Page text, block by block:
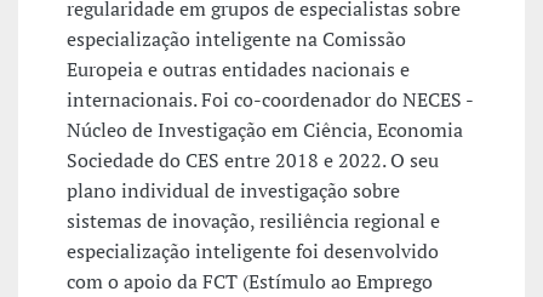
regularidade em grupos de especialistas sobre
especialização inteligente na Comissão
Europeia e outras entidades nacionais e
internacionais. Foi co-coordenador do NECES -
Núcleo de Investigação em Ciência, Economia
Sociedade do CES entre 2018 e 2022. O seu
plano individual de investigação sobre
sistemas de inovação, resiliência regional e
especialização inteligente foi desenvolvido
com o apoio da FCT (Estímulo ao Emprego